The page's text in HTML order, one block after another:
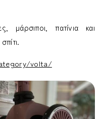
μάρσιποι, πατίνια και
volta/